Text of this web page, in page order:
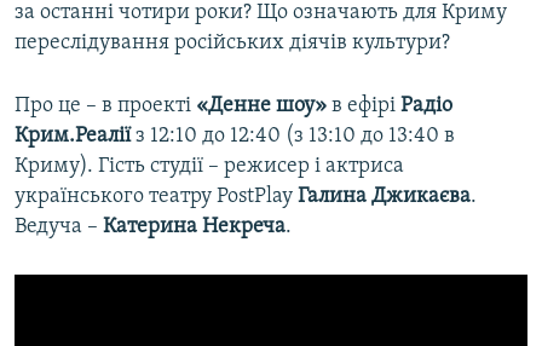
за останні чотири роки? Що означають для Криму
переслідування російських діячів культури?
Про це – в проекті «Денне шоу» в ефірі Радіо
Крим.Реаліїз 12:10 до 12:40 (з 13:10 до 13:40 в
Криму). Гість студії – режисер і актриса
українського театру PostPlay Галина Джикаєва.
Ведуча – Катерина Некреча.